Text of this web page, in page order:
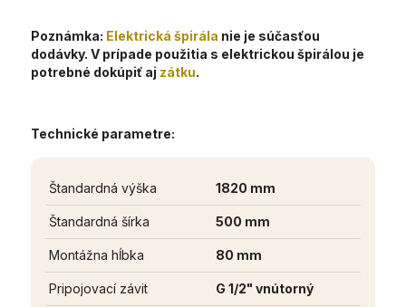
Poznámka: Elektrická špirála nie je súčasťou
dodávky. V prípade použitia s elektrickou špirálou je
potrebné dokúpiť aj zátku.
Technické parametre:
Štandardná výška 1820 mm
Štandardná šírka 500 mm
Montážna hĺbka 80 mm
Pripojovací závit G 1/2" vnútorný